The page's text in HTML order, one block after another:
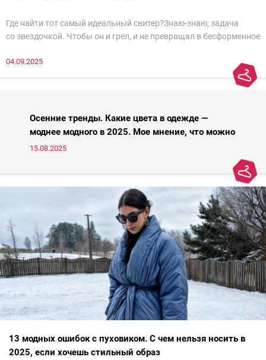
Где найти тот самый идеальный свитер?Знаю-знаю, задача
со звездочкой. Чтобы он и грел, и не превращал в бесформенное
паники.
04.09.2025
Осенние тренды. Какие цвета в одежде —
моднее модного в 2025. Мое мнение, что можно
носить, а что нет
15.08.2025
13 модных ошибок с пуховиком. С чем нельзя носить в
2025, если хочешь стильный образ